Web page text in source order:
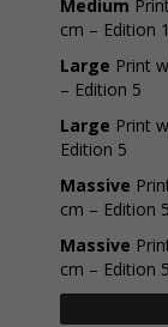
Medium
cm – Edition
Large Print
– Edition 5
Large Print
Edition 5
Massive
cm – Edition 5
Massive
cm – Edition 5